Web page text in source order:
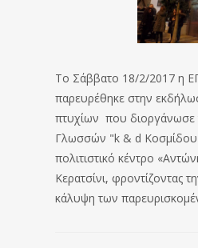
Το Σάββατο 18/2/2017 η
παρευρέθηκε στην
πτυχίων που διοργάνωσε
Γλωσσών "k & d Κοσμίδου
πολιτιστικό κέντρο
Κερατσίνι, φροντίζοντας
κάλυψη των